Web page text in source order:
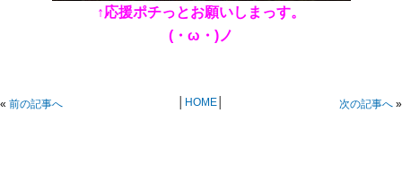
↑応援ポチっとお願いしまっす。
(・ω・)ノ
« 前の記事へ HOME│ 次の記事へ »